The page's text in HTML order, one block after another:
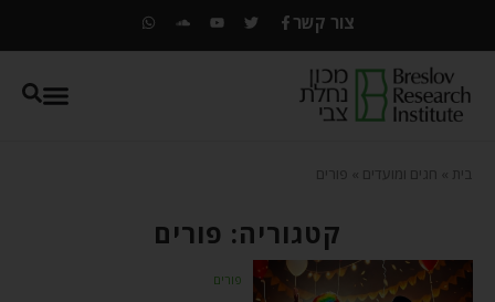
צור קשר
בית חגים ומועדים פורים
קטגוריה: פורים
פורים